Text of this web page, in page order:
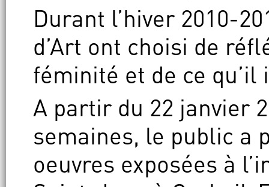
Durant l’hiver 2010-
d’Art ont choisi de
féminité et de ce
A partir du 22 janvier
semaines, le public a
oeuvres exposées à